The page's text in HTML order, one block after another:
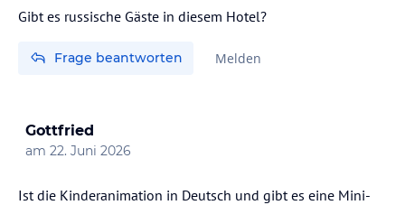
Gibt es russische Gäste in diesem Hotel?
Frage beantworten Melden
Gottfried
am 22. Juni 2026
Ist die Kinderanimation in Deutsch und gibt es eine Mini-